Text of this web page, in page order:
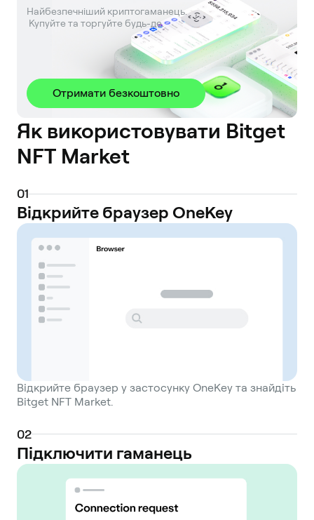
Найбезпечніший криптогаманець.
Купуйте та торгуйте будь-де.
Отримати безкоштовно
Як використовувати Bitget
NFT Market
01
Відкрийте браузер OneKey
Відкрийте браузер у застосунку OneKey та знайдіть
Bitget NFT Market.
02
Підключити гаманець